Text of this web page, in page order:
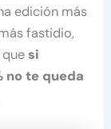
edición más
fastidio,
quesi
no te queda